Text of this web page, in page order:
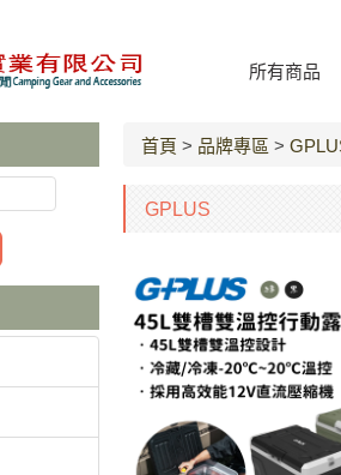
所有商品
首頁 > 品牌專區 >
GPLUS